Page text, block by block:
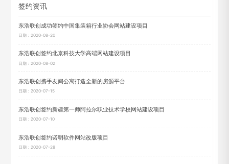
签约资讯
东浩联创成功签约中国集装箱行业协会网站建设项目
日期：2020-08-20
东浩联创签约北京科技大学高端网站建设项目
日期：2020-08-02
东浩联创携手友间公寓打造全新的房源平台
日期：2020-07-15
东浩联创签约新疆第一师阿拉尔职业技术学校网站建设项目
日期：2020-07-10
东浩联创签约诺明软件网站改版项目
日期：2020-07-28